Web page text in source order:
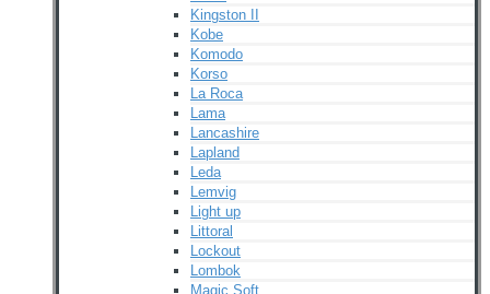
Kingston II
Kobe
Komodo
Korso
La Roca
Lama
Lancashire
Lapland
Leda
Lemvig
Light up
Littoral
Lockout
Lombok
Magic Soft